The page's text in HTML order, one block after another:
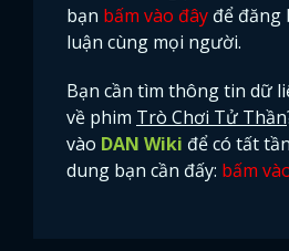
bạn bấm vào đây để đăng
luận cùng mọi người.
Bạn cần tìm thông tin dữ
về phim Trò Chơi Tử Thần
vào DAN Wiki để có tất
dung bạn cần đấy: bấm